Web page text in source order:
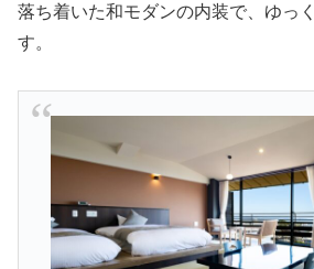
落ち着いた和モダンの内装で、ゆっ
す。